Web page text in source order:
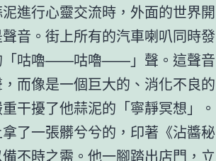
進行心靈交流時，外面的世界開
音。街上所有的汽車喇叭同時發
「咕嚕——咕嚕——」聲。這聲音
而像是一個巨大的、消化不良的
干擾了他蒜泥的「寧靜冥想」。
了一張髒兮兮的，印著《沾醬秘
不時之需。他一腳踏出店門，立